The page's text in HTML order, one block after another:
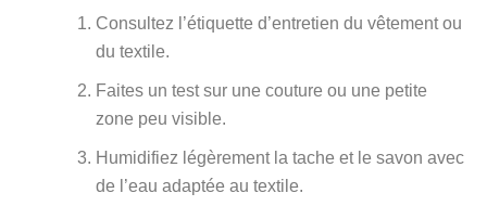
Consultez l’étiquette d’entretien du vêtement ou
du textile.
Faites un test sur une couture ou une petite
zone peu visible.
Humidifiez légèrement la tache et le savon avec
de l’eau adaptée au textile.